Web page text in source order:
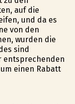
auf die
und da es
von den
wurden die
sind
entsprechenden
einen Rabatt